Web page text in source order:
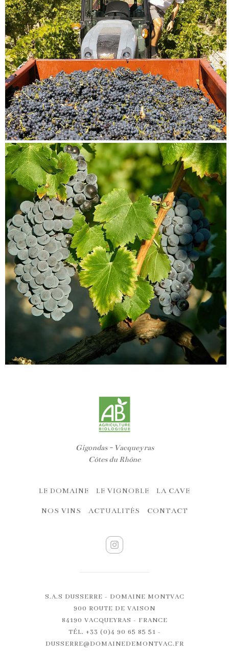
Gigondas - Vacqueyras
Côtes du Rhône
LE DOMAINE LE VIGNOBLE LA CAVE
NOS VINS ACTUALITÉS CONTACT
S.A.S DUSSERRE - DOMAINE MONTVAC
900 ROUTE DE VAISON
84190 VACQUEYRAS - FRANCE
TÉL. +33 (0)4 90 65 85 51 -
DUSSERRE@DOMAINEDEMONTVAC.FR